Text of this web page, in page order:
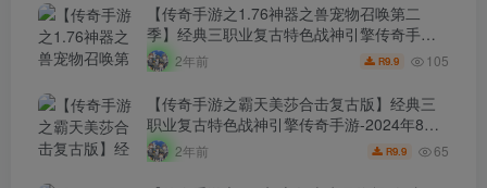
【传奇手游之1.76神器之兽宠物召唤第二
季】经典三职业复古特色战神引擎传奇手
游-2024年8月7日最新打包Win服务端源码视
频架设教程-新版GM多功能网页授权物品后
台-GM直冲网页后台-安卓苹果IOS双端版
本！
2年前 R9.9 105
【传奇手游之霸天美莎合击复古版】经典三
职业复古特色战神引擎传奇手游-2024年8月7
日最新打包Win服务端源码视频架设教程-新
版GM多功能网页授权物品后台-GM直冲网页
2年前 R9.9 65